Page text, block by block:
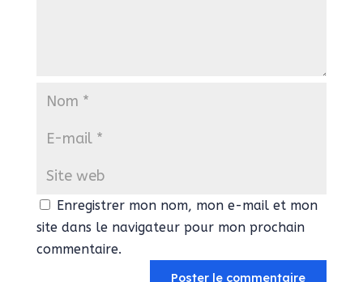
Enregistrer mon nom, mon e-mail et mon
site dans le navigateur pour mon prochain
commentaire.